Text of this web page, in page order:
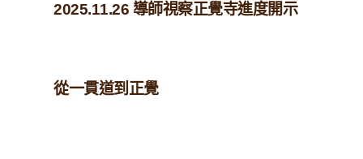
2025.11.26 導師視察正覺寺進度開示
從一貫道到正覺